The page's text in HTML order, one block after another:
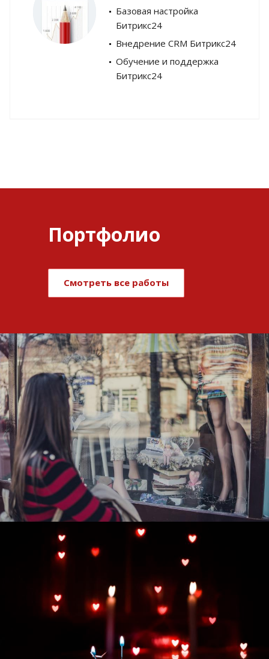
Базовая настройка
Битрикс24
Внедрение CRM Битрикс24
Обучение и поддержка
Битрикс24
Портфолио
Смотреть все работы
Развитие и поддержка интернет-
витрины StepClub
Смотреть проект
Развитие интернет-магазина "Всё для
праздника"